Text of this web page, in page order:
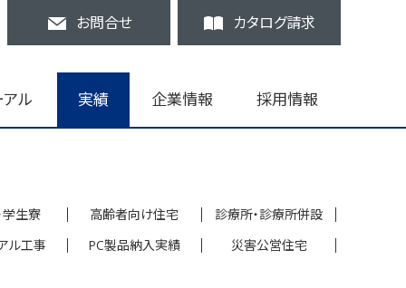
お問合せ カタログ請求
アル 実績 企業情報 採用情報
学生寮 高齢者向け住宅
診療所・診療所併設
ル工事
PC製品納入実績 災害公営住宅